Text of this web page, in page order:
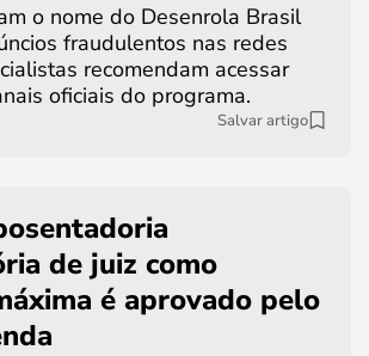
o nome do Desenrola Brasil
fraudulentos nas redes
recomendam acessar
oficiais do programa.
Salvar artigo
de juiz como
é aprovado pelo